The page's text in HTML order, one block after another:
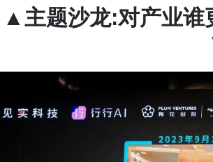
▲ 主题沙龙:对产业